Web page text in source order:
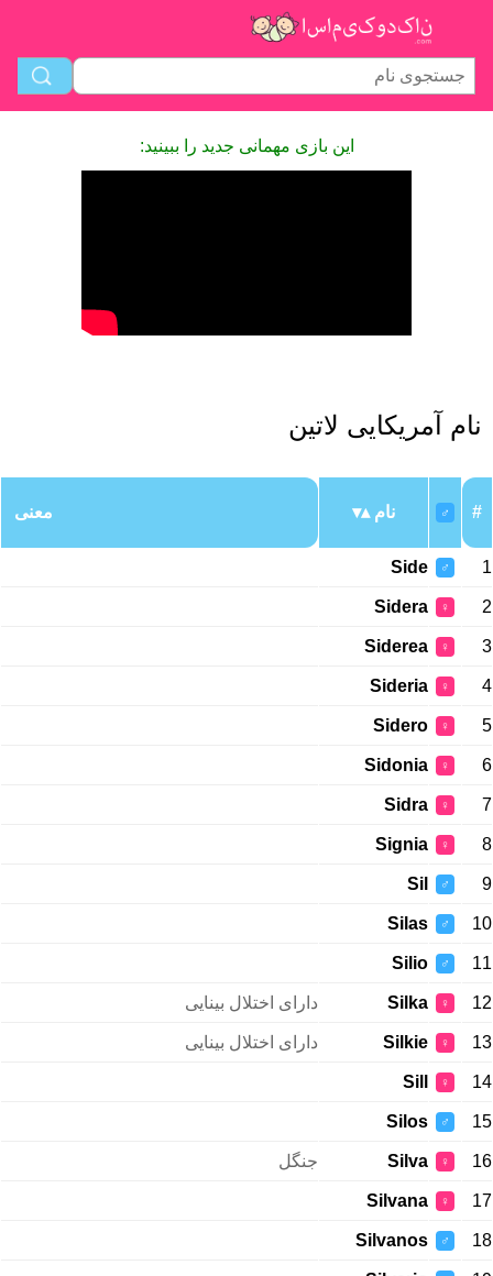
این بازی مهمانی جدید را ببینید:
نام آمریکایی لاتین
#
♂ نام معنی
1
♂
Side
2
♀
Sidera
3
♀
Siderea
4
♀
Sideria
5
♀
Sidero
6
♀
Sidonia
7
♀
Sidra
8
♀
Signia
9
♂
Sil
10
♂
Silas
11
♂
Silio
12
♀
Silka دارای اختلال بینایی
13
♀
Silkie دارای اختلال بینایی
14
♀
Sill
15
♂
Silos
16
♀
Silva جنگل
17
♀
Silvana
18
♂
Silvanos